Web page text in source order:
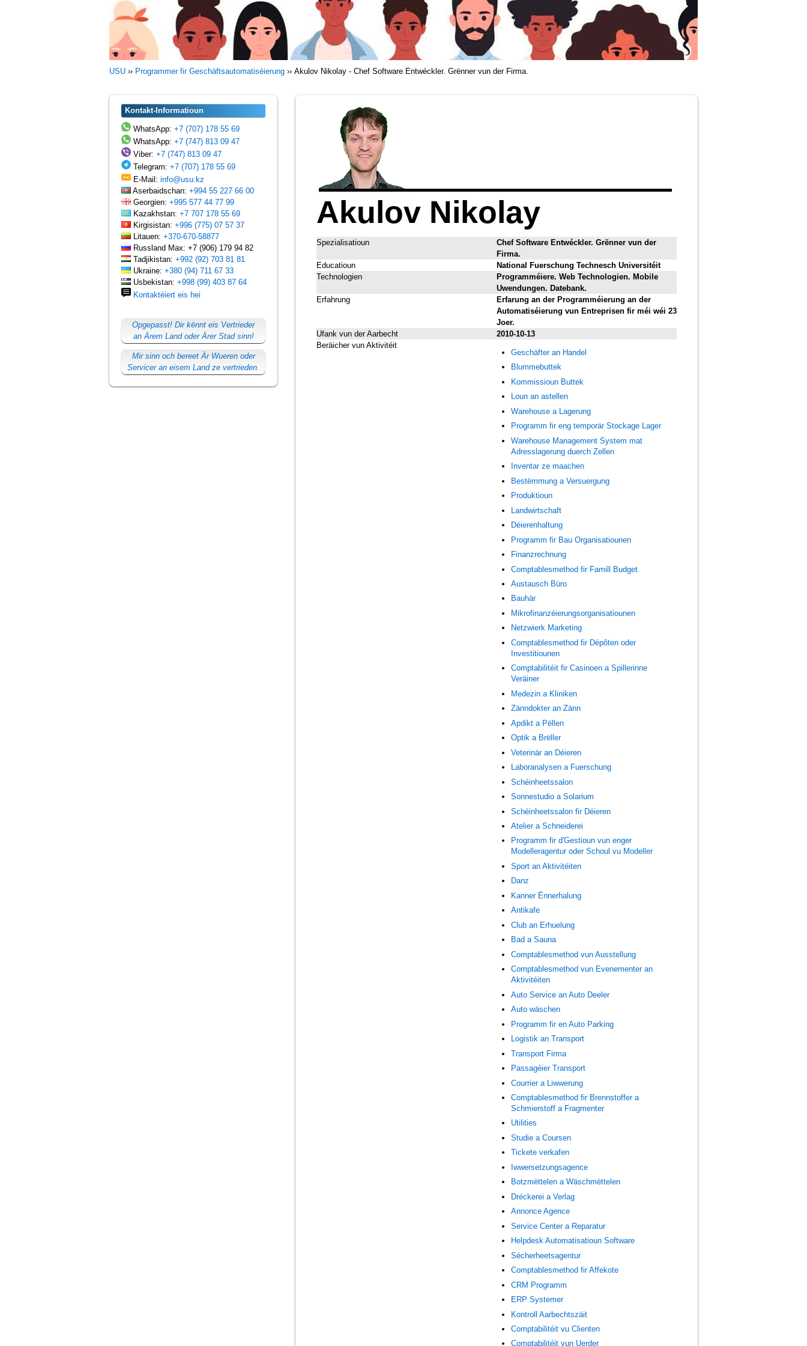
USU ›› Programmer fir Geschäftsautomatiséierung ›› Akulov Nikolay - Chef Software Entwéckler. Grënner vun der Firma.
Akulov Nikolay
Spezialisatioun
Chef Software Entwéckler. Grënner vun der
Firma.
Educatioun
National Fuerschung Technesch Universitéit
Technologien
Programméiere. Web Technologien. Mobile
Uwendungen. Datebank.
Erfahrung
Erfarung an der Programméierung an der
Automatiséierung vun Entreprisen fir méi wéi 23
Joer.
Ufank vun der Aarbecht
2010-10-13
Beräicher vun Aktivitéit
Geschäfter an Handel
Blummebuttek
Kommissioun Buttek
Loun an astellen
Warehouse a Lagerung
Programm fir eng temporär Stockage Lager
Warehouse Management System mat
Adresslagerung duerch Zellen
Inventar ze maachen
Bestëmmung a Versuergung
Produktioun
Landwirtschaft
Déierenhaltung
Programm fir Bau Organisatiounen
Finanzrechnung
Comptablesmethod fir Famill Budget
Austausch Büro
Bauhär
Mikrofinanzéierungsorganisatiounen
Netzwierk Marketing
Comptablesmethod fir Dépôten oder
Investitiounen
Comptabilitéit fir Casinoen a Spillerinne
Veräiner
Medezin a Kliniken
Zänndokter an Zänn
Apdikt a Pëllen
Optik a Brëller
Veterinär an Déieren
Laboranalysen a Fuerschung
Schéinheetssalon
Sonnestudio a Solarium
Schéinheetssalon fir Déieren
Atelier a Schneiderei
Programm fir d'Gestioun vun enger
Modelleragentur oder Schoul vu Modeller
Sport an Aktivitéiten
Danz
Kanner Ënnerhalung
Antikafe
Club an Erhuelung
Bad a Sauna
Comptablesmethod vun Ausstellung
Comptablesmethod vun Evenementer an
Aktivitéiten
Auto Service an Auto Deeler
Auto wäschen
Programm fir en Auto Parking
Logistik an Transport
Transport Firma
Passagéier Transport
Courrier a Liwwerung
Comptablesmethod fir Brennstoffer a
Schmierstoff a Fragmenter
Utilities
Studie a Coursen
Tickete verkafen
Iwwersetzungsagence
Botzmëttelen a Wäschmëttelen
Dréckerei a Verlag
Annonce Agence
Service Center a Reparatur
Helpdesk Automatisatioun Software
Sécherheetsagentur
Comptablesmethod fir Affekote
CRM Programm
ERP Systemer
Kontroll Aarbechtszäit
Comptabilitéit vu Clienten
Comptabilitéit vun Uerder
Kontakt-Informatioun
WhatsApp: +7 (707) 178 55 69
WhatsApp: +7 (747) 813 09 47
Viber: +7 (747) 813 09 47
Telegram: +7 (707) 178 55 69
E-Mail: info@usu.kz
Aserbaidschan: +994 55 227 66 00
Georgien: +995 577 44 77 99
Kazakhstan: +7 707 178 55 69
Kirgisistan: +996 (775) 07 57 37
Litauen: +370-670-58877
Russland Max: +7 (906) 179 94 82
Tadjikistan: +992 (92) 703 81 81
Ukraine: +380 (94) 711 67 33
Usbekistan: +998 (99) 403 87 64
Kontaktéiert eis hei
Opgepasst! Dir kënnt eis Vertrieder
an Ärem Land oder Ärer Stad sinn!
Mir sinn och bereet Är Wueren oder
Servicer an eisem Land ze vertrieden.